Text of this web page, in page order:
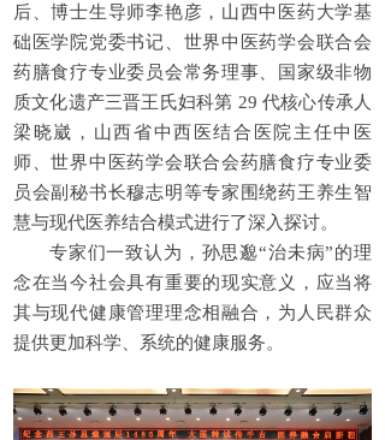
后、博士生导师李艳彦，山西中医药大学基
础医学院党委书记、世界中医药学会联合会
药膳食疗专业委员会常务理事、国家级非物
质文化遗产三晋王氏妇科第 29 代核心传承人
梁晓崴，山西省中西医结合医院主任中医
师、世界中医药学会联合会药膳食疗专业委
员会副秘书长穆志明等专家围绕药王养生智
慧与现代医养结合模式进行了深入探讨。
专家们一致认为，孙思邈“治未病”的理
念在当今社会具有重要的现实意义，应当将
其与现代健康管理理念相融合，为人民群众
提供更加科学、系统的健康服务。